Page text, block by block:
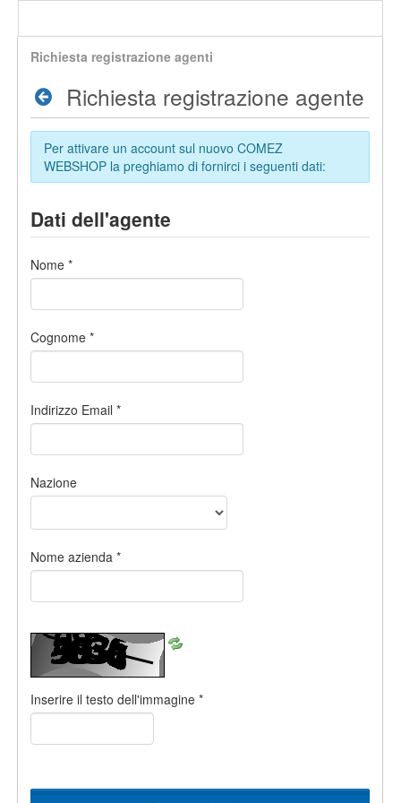
Richiesta registrazione agenti
Richiesta registrazione agente
Per attivare un account sul nuovo COMEZ
WEBSHOP la preghiamo di fornirci i seguenti dati:
Dati dell'agente
Nome *
Cognome *
Indirizzo Email *
Nazione
Nome azienda *
Inserire il testo dell'immagine *